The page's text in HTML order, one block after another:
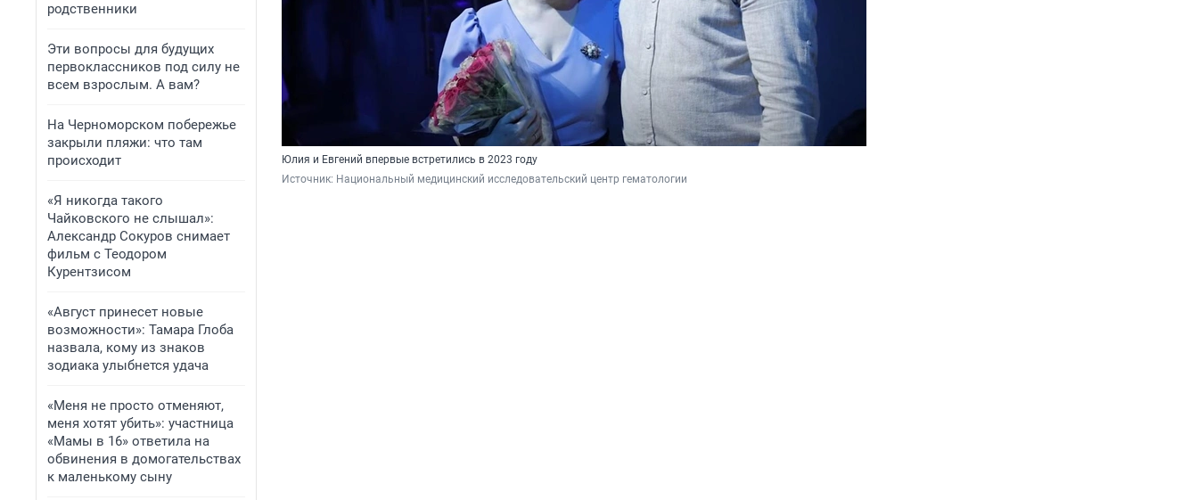
родственники
Эти вопросы для будущих
первоклассников под силу не
всем взрослым. А вам?
На Черноморском побережье
закрыли пляжи: что там
происходит
«Я никогда такого
Чайковского не слышал»:
Александр Сокуров снимает
фильм с Теодором
Курентзисом
«Август принесет новые
возможности»: Тамара Глоба
назвала, кому из знаков
зодиака улыбнется удача
«Меня не просто отменяют,
меня хотят убить»: участница
«Мамы в 16» ответила на
обвинения в домогательствах
к маленькому сыну
Юлия и Евгений впервые встретились в 2023 году
Источник: Национальный медицинский исследовательский центр гематологии